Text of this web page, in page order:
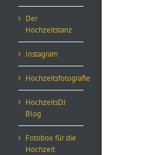
Der
Hochzeitstanz
Instagram
Hochzeitsfotografie
HochzeitsDJ
Blog
Fotobox für die
Hochzeit